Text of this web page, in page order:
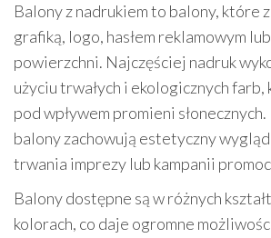
Balony z nadrukiem to balony, które
grafiką, logo, hasłem reklamowym
powierzchni. Najczęściej nadruk
użyciu trwałych i ekologicznych
pod wpływem promieni
balony zachowują estetyczny wygląd
trwania imprezy lub kampanii
Balony dostępne są w różnych
kolorach, co daje ogromne